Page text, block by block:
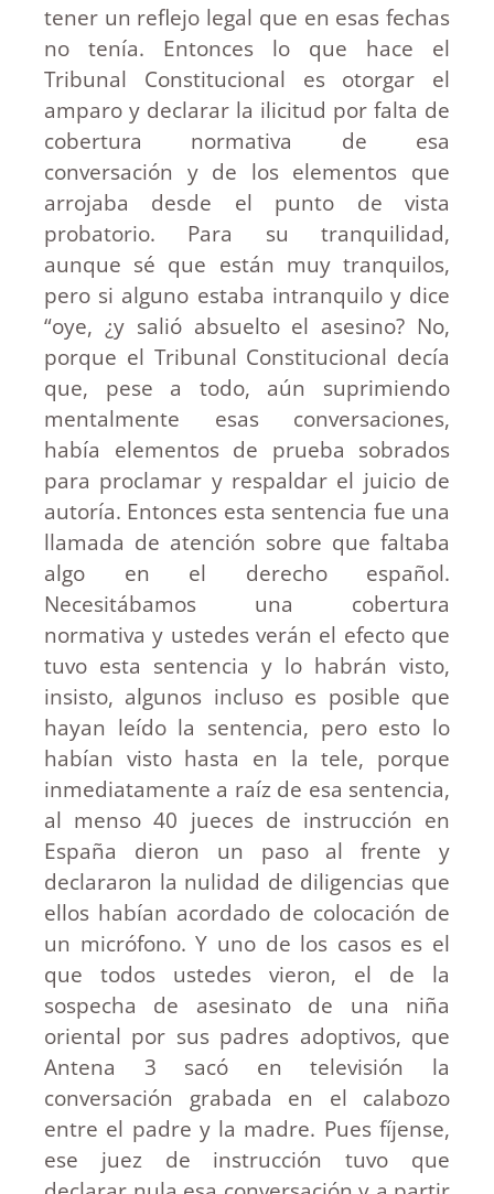
tener un reflejo legal que en esas fechas
no tenía. Entonces lo que hace el
Tribunal Constitucional es otorgar el
amparo y declarar la ilicitud por falta de
cobertura normativa de esa
conversación y de los elementos que
arrojaba desde el punto de vista
probatorio. Para su tranquilidad,
aunque sé que están muy tranquilos,
pero si alguno estaba intranquilo y dice
“oye, ¿y salió absuelto el asesino? No,
porque el Tribunal Constitucional decía
que, pese a todo, aún suprimiendo
mentalmente esas conversaciones,
había elementos de prueba sobrados
para proclamar y respaldar el juicio de
autoría. Entonces esta sentencia fue una
llamada de atención sobre que faltaba
algo en el derecho español.
Necesitábamos una cobertura
normativa y ustedes verán el efecto que
tuvo esta sentencia y lo habrán visto,
insisto, algunos incluso es posible que
hayan leído la sentencia, pero esto lo
habían visto hasta en la tele, porque
inmediatamente a raíz de esa sentencia,
al menso 40 jueces de instrucción en
España dieron un paso al frente y
declararon la nulidad de diligencias que
ellos habían acordado de colocación de
un micrófono. Y uno de los casos es el
que todos ustedes vieron, el de la
sospecha de asesinato de una niña
oriental por sus padres adoptivos, que
Antena 3 sacó en televisión la
conversación grabada en el calabozo
entre el padre y la madre. Pues fíjense,
ese juez de instrucción tuvo que